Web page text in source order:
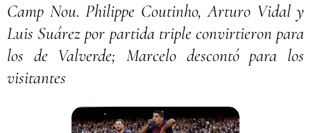
Camp Nou. Philippe Coutinho, Arturo Vidal y
Luis Suárez por partida triple convirtieron para
los de Valverde; Marcelo descontó para los
visitantes